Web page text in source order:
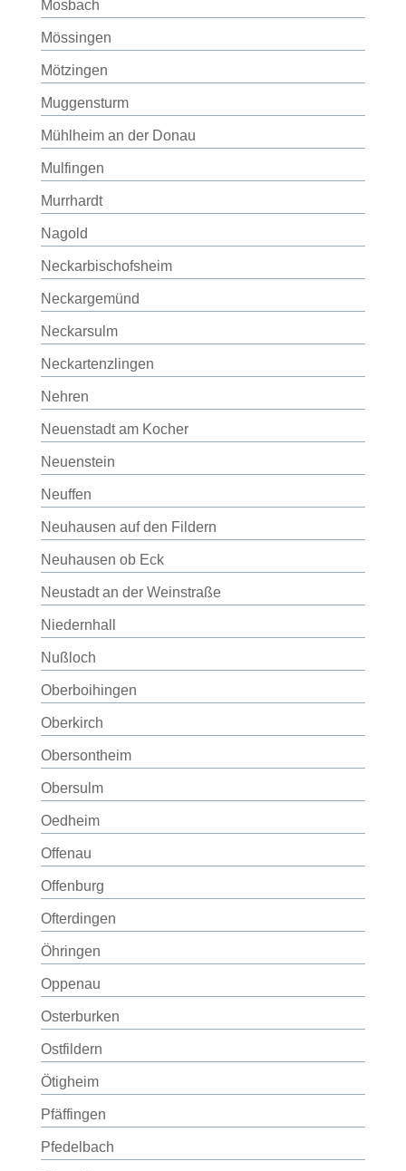
Mosbach
Mössingen
Mötzingen
Muggensturm
Mühlheim an der Donau
Mulfingen
Murrhardt
Nagold
Neckarbischofsheim
Neckargemünd
Neckarsulm
Neckartenzlingen
Nehren
Neuenstadt am Kocher
Neuenstein
Neuffen
Neuhausen auf den Fildern
Neuhausen ob Eck
Neustadt an der Weinstraße
Niedernhall
Nußloch
Oberboihingen
Oberkirch
Obersontheim
Obersulm
Oedheim
Offenau
Offenburg
Ofterdingen
Öhringen
Oppenau
Osterburken
Ostfildern
Ötigheim
Pfäffingen
Pfedelbach